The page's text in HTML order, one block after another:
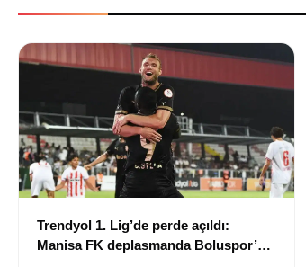
Trendyol 1. Lig’de perde açıldı:
Manisa FK deplasmanda Boluspor’u